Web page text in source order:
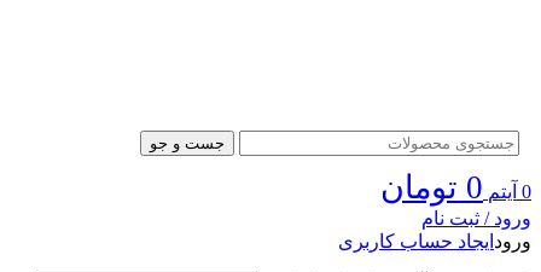
جست و جو
0 آیتم 0 تومان
ورود / ثبت نام
ورود ایجاد حساب کاربری